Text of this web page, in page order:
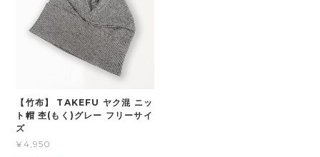
【竹布】 TAKEFU ヤク混 ニッ
ト帽 杢(もく)グレー フリーサイ
ズ
¥4,950